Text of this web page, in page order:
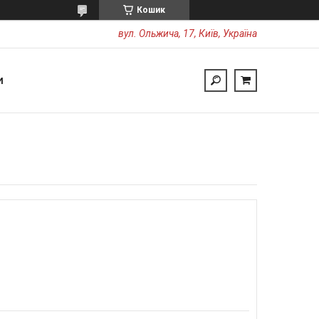
Кошик
вул. Ольжича, 17, Київ, Україна